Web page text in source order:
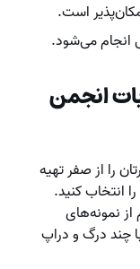
است.
انجام می‌شود.
انجمن
را از صفر تهیه
انتخاب کنید.
از نمونه‌های
چند درگ و دراپ